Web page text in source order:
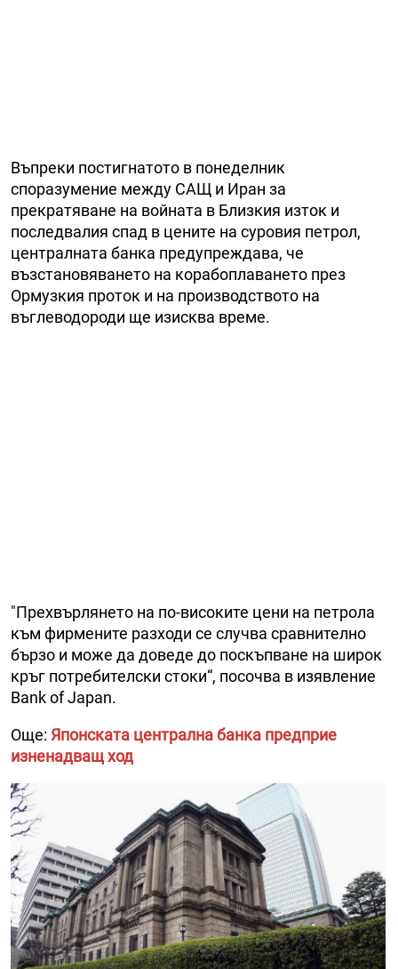
Въпреки постигнатото в понеделник
споразумение между САЩ и Иран за
прекратяване на войната в Близкия изток и
последвалия спад в цените на суровия петрол,
централната банка предупреждава, че
възстановяването на корабоплаването през
Ормузкия проток и на производството на
въглеводороди ще изисква време.
"Прехвърлянето на по-високите цени на петрола
към фирмените разходи се случва сравнително
бързо и може да доведе до поскъпване на широк
кръг потребителски стоки“, посочва в изявление
Bank of Japan.
Още: Японската централна банка предприе
изненадващ ход